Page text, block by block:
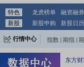
特色 龙虎榜单 融资融券
新股
新股申购 新股日历
行情中心 指数 期指
东方财